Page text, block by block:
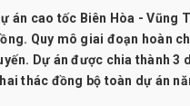
án cao tốc Biên Hòa - Vũng
Quy mô giai đoạn hoàn
Dự án được chia thành 3
thác đồng bộ toàn dự án